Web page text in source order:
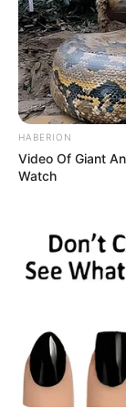
memang sudah
justru sarat akan
Rekomendasi
HABERION
Video Of Giant
Watch